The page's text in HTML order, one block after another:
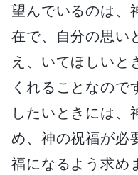
望んでいるのは、
在で、自分の思い
え、いてほしいと
くれることなので
したいときには、
め、神の祝福が必
福になるよう求め